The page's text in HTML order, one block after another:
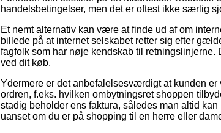
handelsbetingelser, men det er oftest ikke særlig
Et nemt alternativ kan være at finde ud af om
billede på at internet selskabet retter sig efter
fagfolk som har nøje kendskab til
ved dit køb.
Ydermere er det anbefalelsesværdigt at kunden
ordren, f.eks. hvilken ombytningsret shoppen
stadig beholder ens faktura, således man altid
uanset om du er på shopping til en herre eller